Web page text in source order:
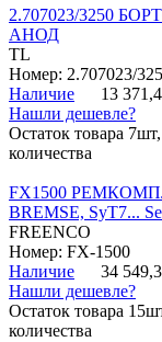
2.707023/3250
АНОД
TL
Номер: 2.707023/
Наличие
13
Нашли дешевле?
Остаток товара 7шт,
количества
FX1500
BREMSE, SyT7...
FREENCO
Номер: FX-1500
Наличие
34
Нашли дешевле?
Остаток товара
количества